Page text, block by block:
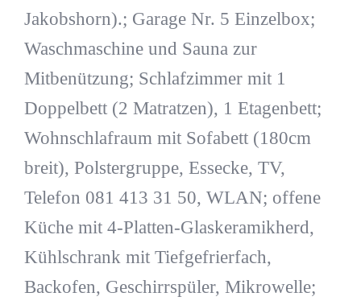
Jakobshorn).; Garage Nr. 5 Einzelbox;
Waschmaschine und Sauna zur
Mitbenützung; Schlafzimmer mit 1
Doppelbett (2 Matratzen), 1 Etagenbett;
Wohnschlafraum mit Sofabett (180cm
breit), Polstergruppe, Essecke, TV,
Telefon 081 413 31 50, WLAN; offene
Küche mit 4-Platten-Glaskeramikherd,
Kühlschrank mit Tiefgefrierfach,
Backofen, Geschirrspüler, Mikrowelle;